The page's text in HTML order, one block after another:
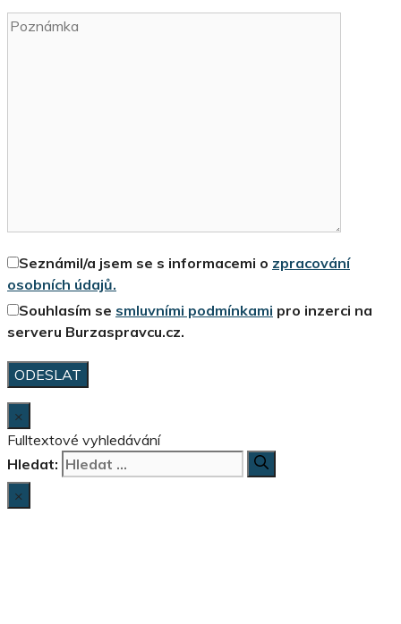
Seznámil/a jsem se s informacemi o zpracování
osobních údajů.
Souhlasím se smluvními podmínkami pro inzerci na
serveru Burzaspravcu.cz.
×
Fulltextové vyhledávání
Hledat:
×